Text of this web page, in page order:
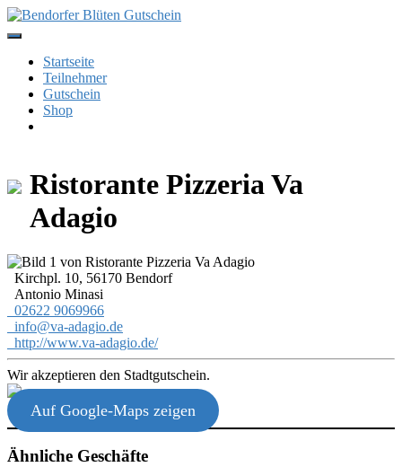
Skip
to
Startseite
Teilnehmer
Gutschein
Shop
Ristorante Pizzeria Va
Adagio
Kirchpl. 10, 56170 Bendorf
Antonio Minasi
02622 9069966
info@va-adagio.de
http://www.va-adagio.de/
Wir akzeptieren den Stadtgutschein.
Auf Google-Maps zeigen
Ähnliche Geschäfte